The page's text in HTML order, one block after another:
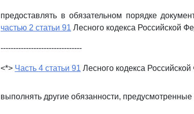
предоставлять в обязательном порядке
частью 2 статьи 91 Лесного кодекса Российской
--------------------------------
<*> Часть 4 статьи 91 Лесного кодекса
выполнять другие обязанности,